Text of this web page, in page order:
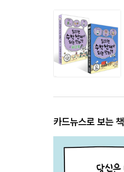
카드뉴스로 보는 책